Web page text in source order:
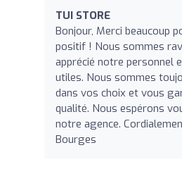
TUI STORE
Bonjour, Merci beaucoup
positif ! Nous sommes
apprécié notre personnel
utiles. Nous sommes
dans vos choix et vous
qualité. Nous espérons
notre agence.
Bourges